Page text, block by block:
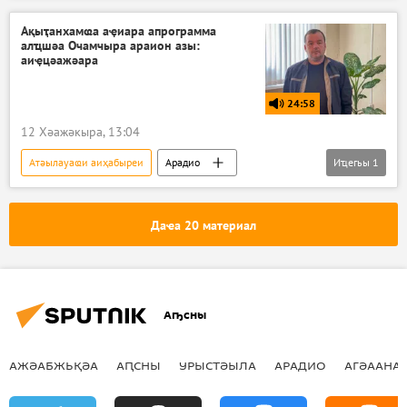
Ақыҭанхамҩа аҿиара апрограмма
алҵшәа Очамчыра араион азы:
аиҿцәажәара
24:58
12 Хәажәкыра, 13:04
Атәылауаҩи аиҳабыреи
Арадио
Аподкаст
Иҵегьы 1
Даҽа 20 материал
Аҧсны
АЖӘАБЖЬҚӘА АԤСНЫ УРЫСТӘЫЛА АРАДИО